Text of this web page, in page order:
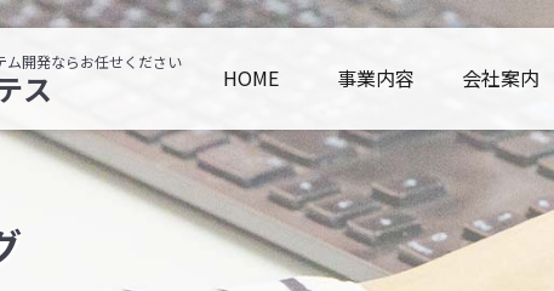
ム開発ならお任せください
ス HOME 事業内容 会社案内